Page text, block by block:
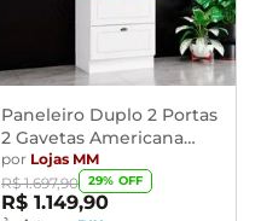
Paneleiro Duplo 2 Portas
2 Gavetas Americana
Henn
por Lojas MM
R$ 1.697,90 29% OFF
R$ 1.149,90